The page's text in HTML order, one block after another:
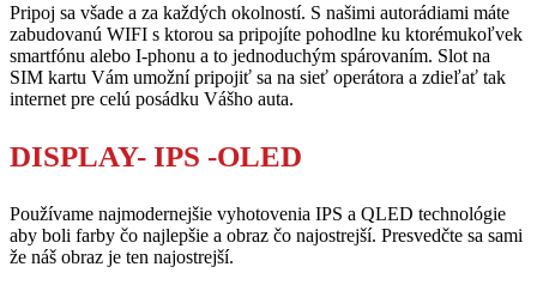
Pripoj sa všade a za každých okolností. S našimi autorádiami máte
zabudovanú WIFI s ktorou sa pripojíte pohodlne ku ktorémukoľvek
smartfónu alebo I-phonu a to jednoduchým spárovaním. Slot na
SIM kartu Vám umožní pripojiť sa na sieť operátora a zdieľať tak
internet pre celú posádku Vášho auta.
DISPLAY- IPS -OLED
Používame najmodernejšie vyhotovenia IPS a QLED technológie
aby boli farby čo najlepšie a obraz čo najostrejší. Presvedčte sa sami
že náš obraz je ten najostrejší.